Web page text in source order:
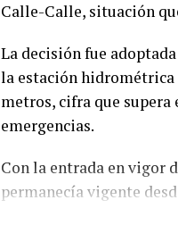
Calle-Calle, situación
La decisión fue
la estación hidrométrica
metros, cifra que
emergencias.
Con la entrada en vigor
permanecía vigente